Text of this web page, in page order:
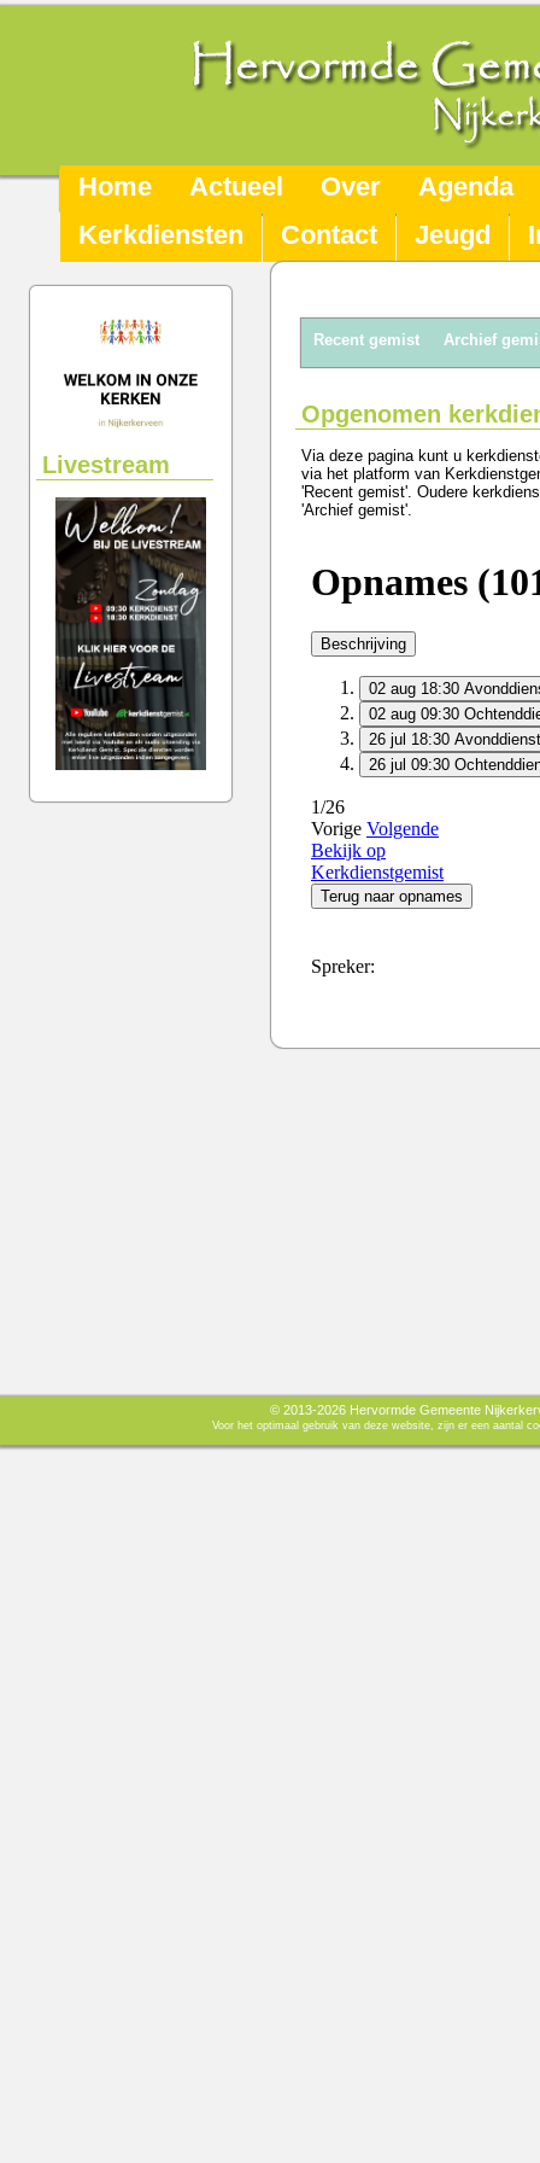
Home Actueel Over
Agenda
Kerkdiensten
Contact Jeugd
Livestream
Recent gemist Archief
Opgenomen
Via deze pagina kunt u
via het platform van
'Recent gemist'. Oudere
'Archief gemist'.
© 2013-2026 Hervormde Gemeente
Voor het optimaal gebruik van deze website, zijn er een aantal